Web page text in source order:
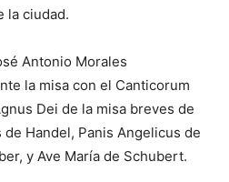
la ciudad.
Antonio Morales
la misa con el Canticorum
Dei de la misa breves de
Handel, Panis Angelicus de
y Ave María de Schubert.